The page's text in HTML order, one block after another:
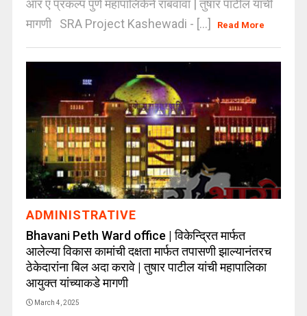
आर ए प्रकल्प पुणे महापालिकेने राबवावा | तुषार पाटील यांची
मागणी SRA Project Kashewadi - [...]
Read More
ADMINISTRATIVE
Bhavani Peth Ward office | विकेन्द्रित मार्फत
आलेल्या विकास कामांची दक्षता मार्फत तपासणी झाल्यानंतरच
ठेकेदारांना बिल अदा करावे | तुषार पाटील यांची महापालिका
आयुक्त यांच्याकडे मागणी
March 4, 2025